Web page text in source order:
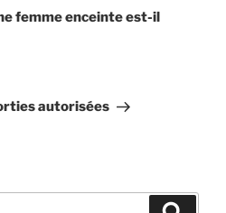
femme enceinte est-il
autorisées